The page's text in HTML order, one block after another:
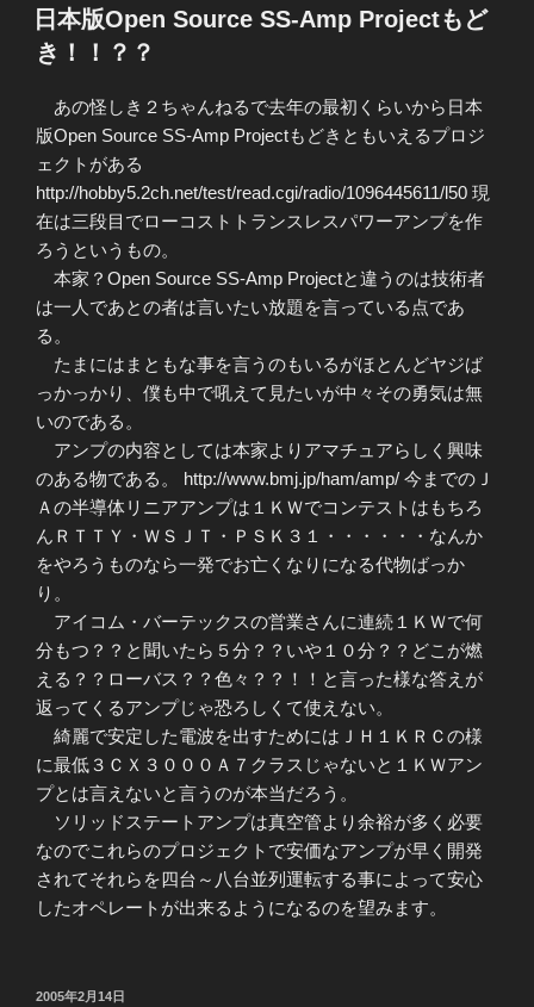
稿
日:
日本版Open Source SS-Amp Projectもど
き！！？？
あの怪しき２ちゃんねるで去年の最初くらいから日本
版Open Source SS-Amp Projectもどきともいえるプロジ
ェクトがある
http://hobby5.2ch.net/test/read.cgi/radio/1096445611/l50 現
在は三段目でローコストトランスレスパワーアンプを作
ろうというもの。
本家？Open Source SS-Amp Projectと違うのは技術者
は一人であとの者は言いたい放題を言っている点であ
る。
たまにはまともな事を言うのもいるがほとんどヤジば
っかっかり、僕も中で吼えて見たいが中々その勇気は無
いのである。
アンプの内容としては本家よりアマチュアらしく興味
のある物である。 http://www.bmj.jp/ham/amp/ 今までのＪ
Ａの半導体リニアアンプは１ＫＷでコンテストはもちろ
んＲＴＴＹ・ＷＳＪＴ・ＰＳＫ３１・・・・・・なんか
をやろうものなら一発でお亡くなりになる代物ばっか
り。
アイコム・バーテックスの営業さんに連続１ＫＷで何
分もつ？？と聞いたら５分？？いや１０分？？どこが燃
える？？ローバス？？色々？？！！と言った様な答えが
返ってくるアンプじゃ恐ろしくて使えない。
綺麗で安定した電波を出すためにはＪＨ１ＫＲＣの様
に最低３ＣＸ３０００Ａ７クラスじゃないと１ＫＷアン
プとは言えないと言うのが本当だろう。
ソリッドステートアンプは真空管より余裕が多く必要
なのでこれらのプロジェクトで安価なアンプが早く開発
されてそれらを四台～八台並列運転する事によって安心
したオペレートが出来るようになるのを望みます。
投
2005年2月14日